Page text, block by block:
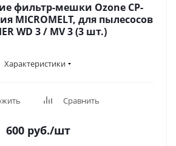
фильтр-мешки Ozone CP-
MICROMELT, для пылесосов
WD 3 / MV 3 (3 шт.)
Характеристики
Сравнить
600руб./шт